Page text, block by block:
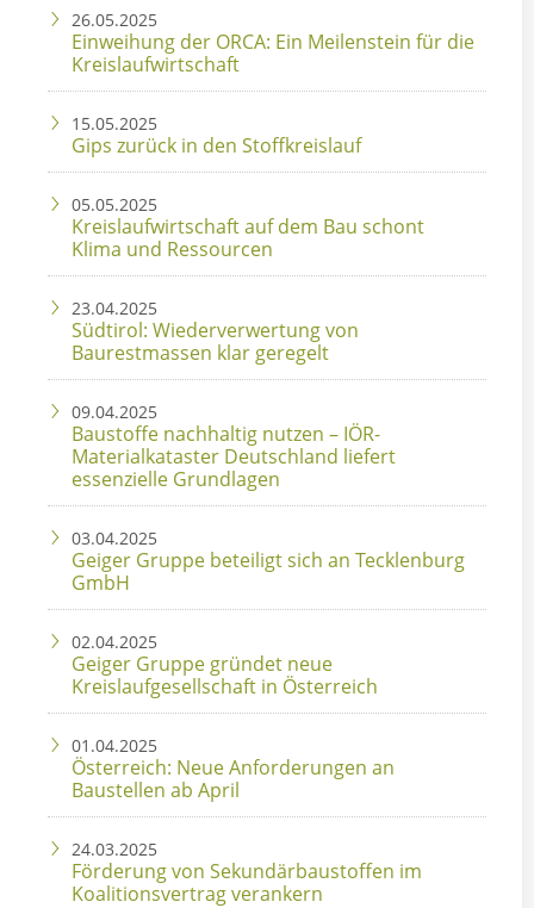
26.05.2025
Einweihung der ORCA: Ein Meilenstein für die
Kreislaufwirtschaft
15.05.2025
Gips zurück in den Stoffkreislauf
05.05.2025
Kreislaufwirtschaft auf dem Bau schont
Klima und Ressourcen
23.04.2025
Südtirol: Wiederverwertung von
Baurestmassen klar geregelt
09.04.2025
Baustoffe nachhaltig nutzen – IÖR-
Materialkataster Deutschland liefert
essenzielle Grundlagen
03.04.2025
Geiger Gruppe beteiligt sich an Tecklenburg
GmbH
02.04.2025
Geiger Gruppe gründet neue
Kreislaufgesellschaft in Österreich
01.04.2025
Österreich: Neue Anforderungen an
Baustellen ab April
24.03.2025
Förderung von Sekundärbaustoffen im
Koalitionsvertrag verankern